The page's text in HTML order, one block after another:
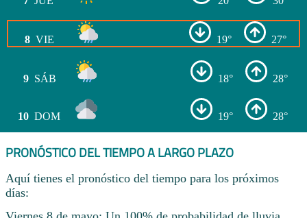
8 VIE 19° 27°
9 SÁB 18° 28°
10 DOM 19° 28°
PRONÓSTICO DEL TIEMPO A LARGO PLAZO
Aquí tienes el pronóstico del tiempo para los próximos
días: